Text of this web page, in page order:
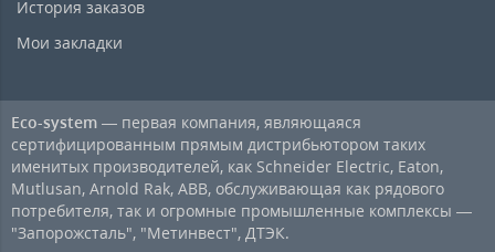
История заказов
Мои закладки
Eco-system — первая компания, являющаяся
сертифицированным прямым дистрибьютором таких
именитых производителей, как Schneider Electric, Eaton,
Mutlusan, Arnold Rak, ABB, обслуживающая как рядового
потребителя, так и огромные промышленные комплексы —
"Запорожсталь", "Метинвест", ДТЭК.